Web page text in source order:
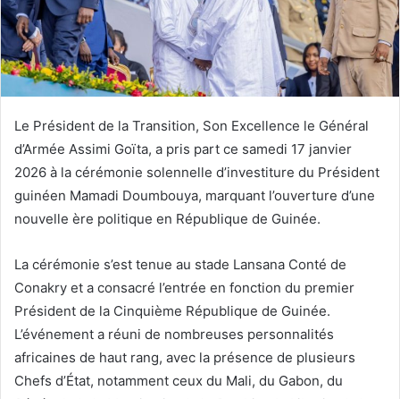
Le Président de la Transition, Son Excellence le Général
d’Armée Assimi Goïta, a pris part ce samedi 17 janvier
2026 à la cérémonie solennelle d’investiture du Président
guinéen Mamadi Doumbouya, marquant l’ouverture d’une
nouvelle ère politique en République de Guinée.
La cérémonie s’est tenue au stade Lansana Conté de
Conakry et a consacré l’entrée en fonction du premier
Président de la Cinquième République de Guinée.
L’événement a réuni de nombreuses personnalités
africaines de haut rang, avec la présence de plusieurs
Chefs d’État, notamment ceux du Mali, du Gabon, du